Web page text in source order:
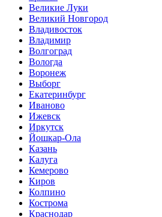
Великие Луки
Великий Новгород
Владивосток
Владимир
Волгоград
Вологда
Воронеж
Выборг
Екатеринбург
Иваново
Ижевск
Иркутск
Йошкар-Ола
Казань
Калуга
Кемерово
Киров
Колпино
Кострома
Краснодар